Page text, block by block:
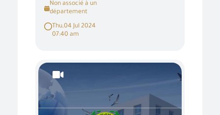
Non associé à un
département
Thu,04 Jul 2024
07:40 am